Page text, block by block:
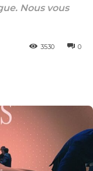
Nous vous
0
3530